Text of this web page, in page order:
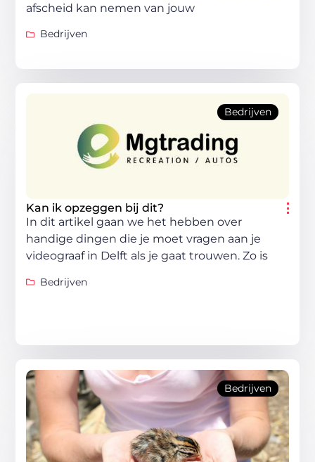
afscheid kan nemen van jouw
Bedrijven
Bedrijven
Kan ik opzeggen bij dit?
In dit artikel gaan we het hebben over
handige dingen die je moet vragen aan je
videograaf in Delft als je gaat trouwen. Zo is
Bedrijven
Bedrijven